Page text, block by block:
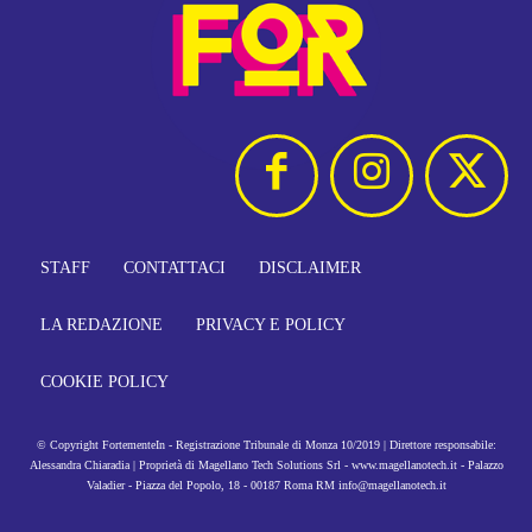
STAFF CONTATTACI DISCLAIMER
LA REDAZIONE PRIVACY E POLICY
COOKIE POLICY
© Copyright FortementeIn - Registrazione Tribunale di Monza 10/2019 | Direttore responsabile:
Alessandra Chiaradia | Proprietà di Magellano Tech Solutions Srl - www.magellanotech.it - Palazzo
Valadier - Piazza del Popolo, 18 - 00187 Roma RM info@magellanotech.it